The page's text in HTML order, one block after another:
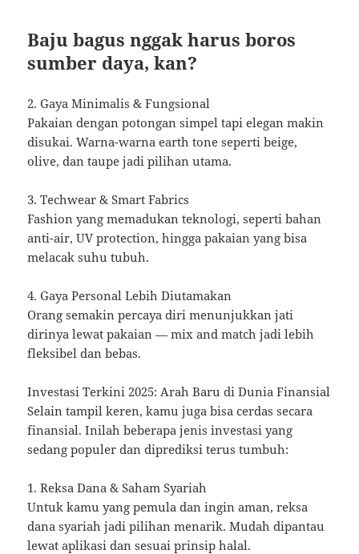
Baju bagus nggak harus boros
sumber daya, kan?
2. Gaya Minimalis & Fungsional
Pakaian dengan potongan simpel tapi elegan makin
disukai. Warna-warna earth tone seperti beige,
olive, dan taupe jadi pilihan utama.
3. Techwear & Smart Fabrics
Fashion yang memadukan teknologi, seperti bahan
anti-air, UV protection, hingga pakaian yang bisa
melacak suhu tubuh.
4. Gaya Personal Lebih Diutamakan
Orang semakin percaya diri menunjukkan jati
dirinya lewat pakaian — mix and match jadi lebih
fleksibel dan bebas.
Investasi Terkini 2025: Arah Baru di Dunia Finansial
Selain tampil keren, kamu juga bisa cerdas secara
finansial. Inilah beberapa jenis investasi yang
sedang populer dan diprediksi terus tumbuh:
1. Reksa Dana & Saham Syariah
Untuk kamu yang pemula dan ingin aman, reksa
dana syariah jadi pilihan menarik. Mudah dipantau
lewat aplikasi dan sesuai prinsip halal.